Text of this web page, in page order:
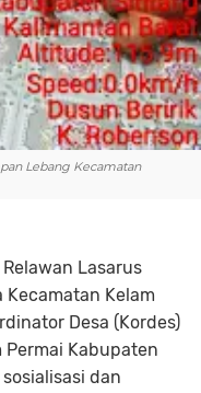
Lebang Kecamatan
Lasarus
Kecamatan Kelam
Desa (Kordes)
Permai Kabupaten
dan